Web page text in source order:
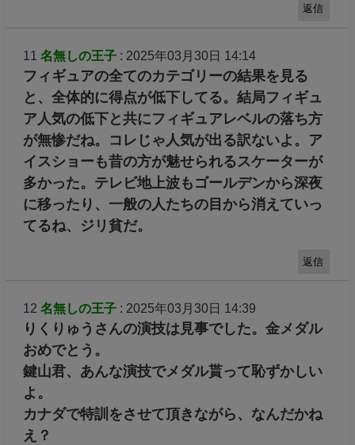
返信
11 名無しの王子: 2025年03月30日 14:14
フィギュアの全てのカテゴリーの結果を見る
と、全体的に得点が低下してる。結局フィギュ
ア人気の低下と共にフィギュアレベルの落ち方
が無惨だね。コレじゃ人気が出る訳ないよ。ア
イスショーも昔の方が魅せられるスケーターが
多かった。テレビ地上波もゴールデンから深夜
に移ったり、一般の人たちの目から消えていっ
てるね、ジリ貧だ。
返信
12 名無しの王子: 2025年03月30日 14:39
りくりゅうさんの演技は見事でした。金メダル
おめでとう。
鍵山君、あんな演技でメダル貰って恥ずかしい
よ。
カナダで特訓をさせて頂きながら、なんだかね
え？